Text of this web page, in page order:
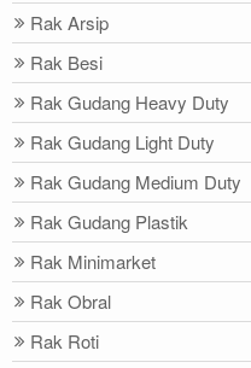
Rak Arsip
Rak Besi
Rak Gudang Heavy Duty
Rak Gudang Light Duty
Rak Gudang Medium Duty
Rak Gudang Plastik
Rak Minimarket
Rak Obral
Rak Roti